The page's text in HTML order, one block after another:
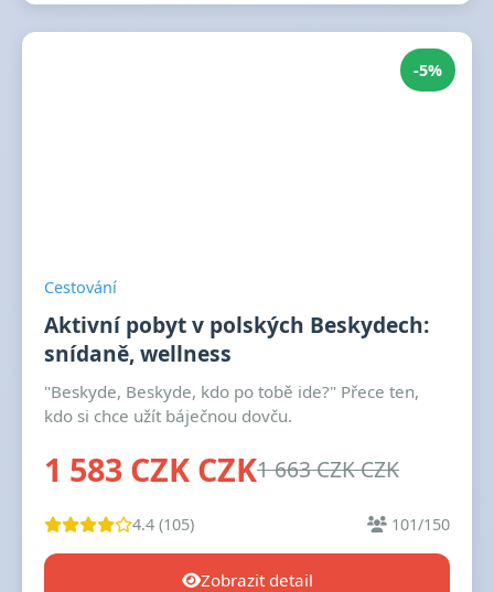
-5%
Cestování
Aktivní pobyt v polských Beskydech:
snídaně, wellness
"Beskyde, Beskyde, kdo po tobě ide?" Přece ten,
kdo si chce užít báječnou dovču.
1 583 CZK CZK1 663 CZK CZK
4.4 (105) 101/150
Zobrazit detail